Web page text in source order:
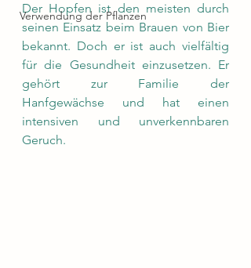
Verwendung der Pflanzen
Der Hopfen ist den meisten durch
seinen Einsatz beim Brauen von Bier
bekannt. Doch er ist auch vielfältig
für die Gesundheit einzusetzen. Er
gehört zur Familie der
Hanfgewächse und hat einen
intensiven und unverkennbaren
Geruch.